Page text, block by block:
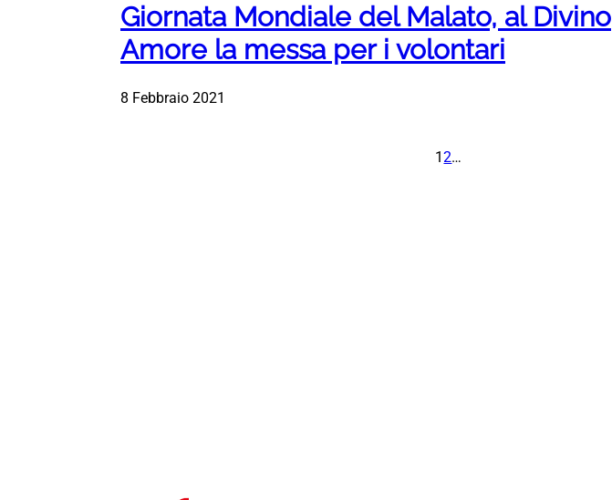
Giornata Mondiale del Malato, al Divino
Amore la messa per i volontari
8 Febbraio 2021
12…